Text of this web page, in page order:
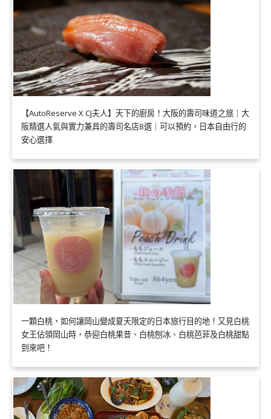
【AutoReserve X CJ夫人】天下的廚房！大阪的壽司味道之旅｜大
阪精選人氣與實力兼具的壽司名店8選｜可以預約，日本自由行的
安心選擇
一顆白桃，如何讓岡山變成夏天限定的日本旅行目的地！又見白桃
女王佔領岡山時，恭迎白桃果昔、白桃刨冰、白桃芭菲及白桃甜點
到來吧！